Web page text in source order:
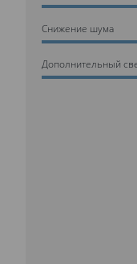
Cнижение шума
Дополнительный